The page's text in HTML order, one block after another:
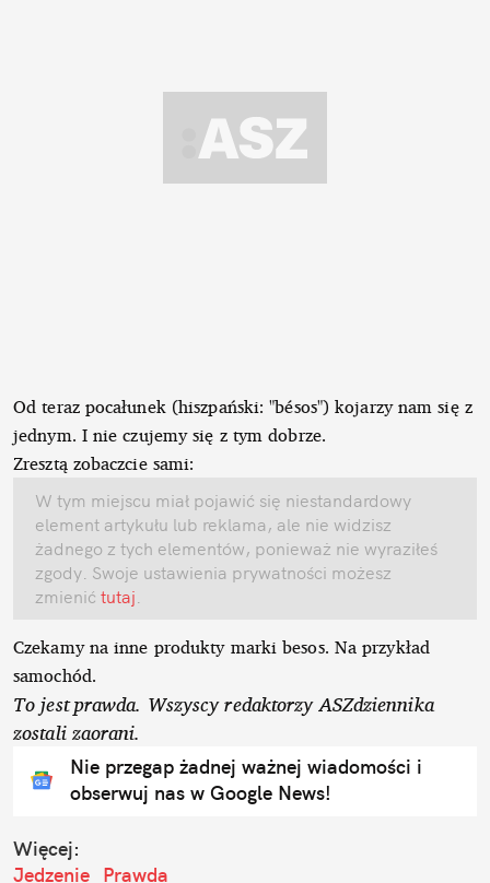
Od teraz pocałunek (hiszpański: "bésos") kojarzy nam się z
jednym. I nie czujemy się z tym dobrze.
Zresztą zobaczcie sami:
W tym miejscu miał pojawić się niestandardowy
element artykułu lub reklama, ale nie widzisz
żadnego z tych elementów, ponieważ nie wyraziłeś
zgody. Swoje ustawienia prywatności możesz
zmienić tutaj.
Czekamy na inne produkty marki besos. Na przykład
samochód.
To jest prawda. Wszyscy redaktorzy ASZdziennika
zostali zaorani.
Nie przegap żadnej ważnej wiadomości i
obserwuj nas w Google News!
Więcej:
Jedzenie Prawda